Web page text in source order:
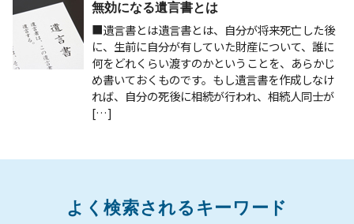
無効になる遺言書とは
■遺言書とは遺言書とは、自分が将来死亡した後
に、生前に自分が有していた財産について、誰に
何をどれくらい渡すのかということを、あらかじ
め書いておくものです。もし遺言書を作成しなけ
れば、自分の死後に相続が行われ、相続人同士が
[…]
よく検索されるキーワード